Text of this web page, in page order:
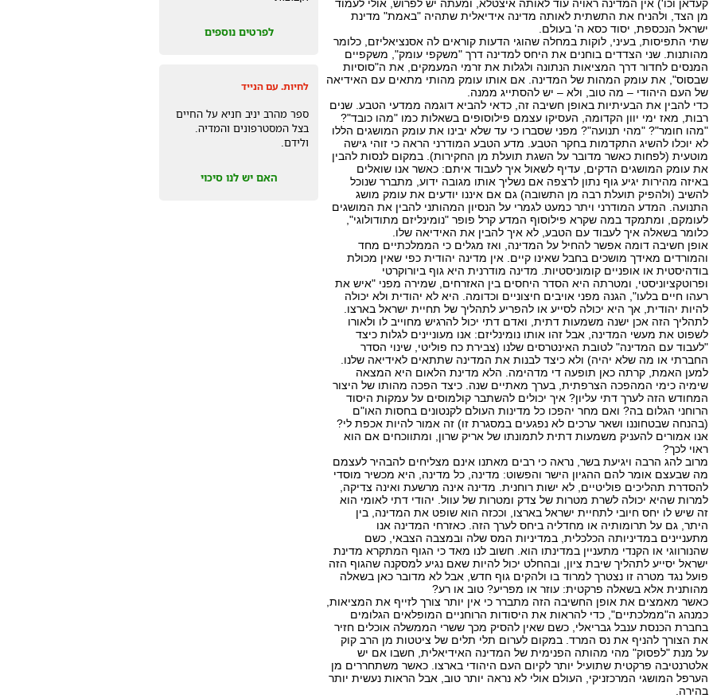
קעדאן וכו') אין המדינה ראויה עוד לאותה איצטלא, ומעתה יש לפרוש, אולי לעמוד
מן הצד, ולהניח את התשתית לאותה מדינה אידיאלית שתהיה "באמת" מדינת
ישראל הנכספת, יסוד כסא ה' בעולם.
שתי התפיסות, בעיני, לוקות במחלה שהוגי הדעות קוראים לה אסנציאליזם, כלומר
מהותנות. שני הצדדים בוחנים את היחס למדינה דרך "משקפי עומק", משקפיים
המנסים לחדור דרך המציאות הנתונה ולגלות את זרמי המעמקים, את ה"סוסיות
שבסוס", את עומק המהות של המדינה. אם אותו עומק מהותי מתאים עם האידיאה
של העם היהודי – מה טוב, ולא – יש להסתייג ממנה.
כדי להבין את הבעיתיות באופן חשיבה זה, כדאי להביא דוגמה ממדעי הטבע. שנים
רבות, מאז ימי יוון הקדומה, העסיקו עצמם פילוסופים בשאלות כמו "מהו כובד"?
"מהו חומר"? "מהי תנועה"? מפני שסברו כי עד שלא יבינו את עומק המושגים הללו
לא יוכלו להשיג התקדמות בחקר הטבע. מדע הטבע המודרני הראה כי זוהי גישה
מוטעית (לפחות כאשר מדובר על השגת תועלת מן החקירות). במקום לנסות להבין
את עומק המושגים הדקים, עדיף לשאול איך לעבוד איתם: כאשר אנו שואלים
באיזה מהירות יגיע גוף נתון לרצפה אם נשליך אותו מגובה ידוע, מתברר שנוכל
להשיב (ולהפיק תועלת רבה מן התשובה) גם אם איננו יודעים את עומק מושג
התנועה. המדע המודרני ויתר כמעט לגמרי על הנסיון המהותני להבין את המושגים
לעומקם, ומתמקד במה שקרא פילוסוף המדע קרל פופר "נומינליזם מתודולוגי",
כלומר בשאלה איך לעבוד עם הטבע, לא איך להבין את האידיאה שלו.
אופן חשיבה דומה אפשר להחיל על המדינה, ואז מגלים כי הממלכתיים מחד
והמורדים מאידך מושכים בחבל שאינו קיים. אין מדינה יהודית כפי שאין מכולת
בודהיסטית או אופניים קומוניסטיות. מדינה מודרנית היא גוף ביורוקרטי
ופרוטקציוניסטי, ומטרתה היא הסדר היחסים בין האזרחים, שמירה מפני "איש את
רעהו חיים בלעו", הגנה מפני אויבים חיצוניים וכדומה. היא לא יהודית ולא יכולה
להיות יהודית, אך היא יכולה לסייע או להפריע לתהליך של תחיית ישראל בארצו.
לתהליך הזה אכן ישנה משמעות דתית, ואדם דתי יכול להרגיש מחוייב לו ולאורו
לשפוט את מעשי המדינה, אבל זהו אותו נומינליזם: אנו מעוניינים לגלות כיצד
"לעבוד עם המדינה" לטובת האינטרסים שלנו (צבירת כח פוליטי, שינוי הסדר
החברתי או מה שלא יהיה) ולא כיצד לבנות את המדינה שתתאים לאידיאה שלנו.
למען האמת, קרתה כאן תופעה די מדהימה. הלא מדינת הלאום היא המצאה
שימיה כימי המהפכה הצרפתית, בערך מאתיים שנה. כיצד הפכה מהותו של היצור
המחודש הזה לערך דתי עליון? איך יכולים להשתבר קולמוסים על עמקות היסוד
הרוחני הגלום בה? ואם מחר יהפכו כל מדינות העולם לקנטונים בחסות האו"ם
(בהנחה שבטחוננו ושאר ערכים לא נפגעים במסגרת זו) זה אמור להיות אכפת לי?
אנו אמורים להעניק משמעות דתית לתמונתו של אריק שרון, ומתווכחים אם הוא
ראוי לכך?
מרוב להג הרבה ויגיעת בשר, נראה כי רבים מאתנו אינם מצליחים להבהיר לעצמם
מה שבעצם אומר להם ההגיון הישר והפשוט: מדינה, כל מדינה, היא מכשיר מוסדי
להסדרת תהליכים פוליטיים, לא ישות רוחנית. מדינה אינה מרשעת ואינה צדיקה,
למרות שהיא יכולה לשרת מטרות של צדק ומטרות של עוול. יהודי דתי לאומי הוא
זה שיש לו יחס חיובי לתחיית ישראל בארצו, וככזה הוא שופט את המדינה, בין
היתר, גם על תרומותיה או מחדליה ביחס לערך הזה. כאזרחי המדינה אנו
מתעניינים במדיניותה הכלכלית, במדיניות המס שלה ובמצבה הצבאי, כשם
שהנורווגי או הקנדי מתעניין במדינתו הוא. חשוב לנו מאד כי הגוף המתקרא מדינת
ישראל יסייע לתהליך שיבת ציון, ובהחלט יכול להיות שאם נגיע למסקנה שהגוף הזה
פועל נגד מטרה זו נצטרך למרוד בו ולהקים גוף חדש, אבל לא מדובר כאן בשאלה
מהותנית אלא בשאלה פרקטית: עוזר או מפריע? טוב או רע?
כאשר מאמצים את אופן החשיבה הזה מתברר כי אין יותר צורך לזייף את המציאות,
כמנהג ה"ממלכתיים", כדי להראות את היסודות הרוחניים המופלאים הגלומים
בחברת הכנסת ענבל גבריאלי, כשם שאין להסיק מכך ששרי הממשלה אוכלים חזיר
את הצורך להניף את נס המרד. במקום לערום תלי תלים של ציטטות מן הרב קוק
על מנת "לפסוק" מהי מהותה הפנימית של המדינה האידיאלית, חשבו אם יש
אלטרנטיבה פרקטית שתועיל יותר לקיום העם היהודי בארצו. כאשר משתחררים מן
הערפל המושגי המרכזניקי, העולם אולי לא נראה יותר טוב, אבל הראות נעשית יותר
בהירה.
לפרטים נוספים
לחיות. עם הנייד
ספר מהרב יניב חניא על החיים
בצל המסטרפונים והמדיה.
ולידם.
האם יש לנו סיכוי